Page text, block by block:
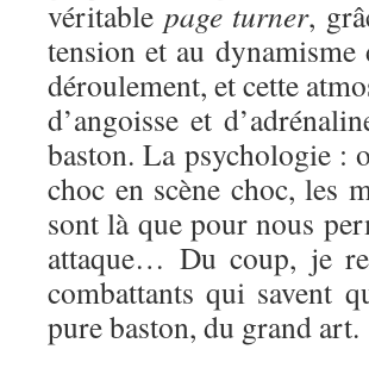
véritable page turner,
tension et au dynamisme
déroulement, et cette
d’angoisse et
baston. La psychologie :
choc en scène choc, les
sont là que pour nous
attaque… Du coup, je
combattants qui savent
pure baston, du grand art.